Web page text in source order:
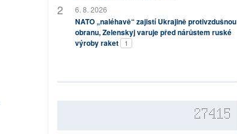
6. 8. 2026
NATO „naléhavě“ zajistí Ukrajině protivzdušnou
obranu, Zelenskyj varuje před nárůstem ruské
výroby raket
1
27415